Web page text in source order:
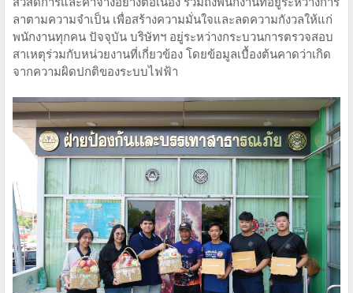
ลาตามความจำเป็น เพื่อสร้างความมั่นใจและลดความกังวลให้แก่
พนักงานทุกคน ปัจจุบัน บริษัทฯ อยู่ระหว่างกระบวนการตรวจสอบ
สาเหตุร่วมกับหน่วยงานที่เกี่ยวข้อง โดยข้อมูลเบื้องต้นคาดว่าเกิด
จากความผิดปกติของระบบไฟฟ้า